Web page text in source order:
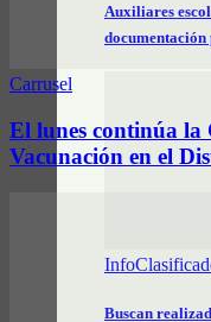
Auxiliares
documentación
Buscan
Carrusel
El lunes continúa la
Vacunación en el